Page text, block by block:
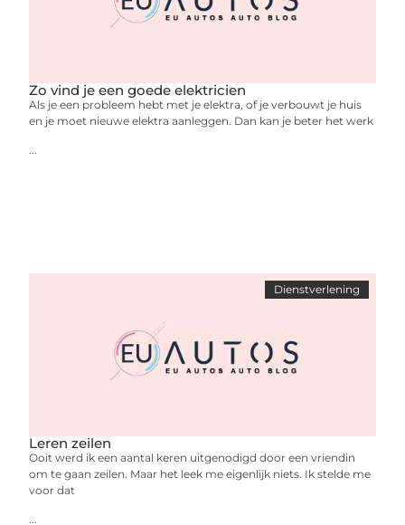
Zo vind je een goede elektricien
Als je een probleem hebt met je elektra, of je verbouwt je huis
en je moet nieuwe elektra aanleggen. Dan kan je beter het werk
Dienstverlening
Leren zeilen
Ooit werd ik een aantal keren uitgenodigd door een vriendin
om te gaan zeilen. Maar het leek me eigenlijk niets. Ik stelde me
voor dat